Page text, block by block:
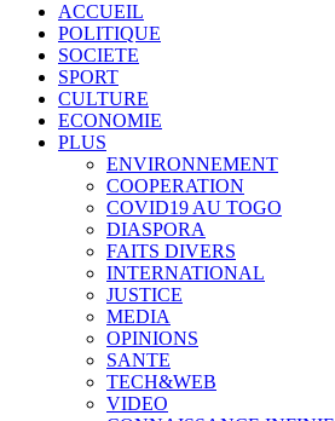
ACCUEIL
POLITIQUE
SOCIETE
SPORT
CULTURE
ECONOMIE
PLUS
ENVIRONNEMENT
COOPERATION
COVID19 AU TOGO
DIASPORA
FAITS DIVERS
INTERNATIONAL
JUSTICE
MEDIA
OPINIONS
SANTE
TECH&WEB
VIDEO